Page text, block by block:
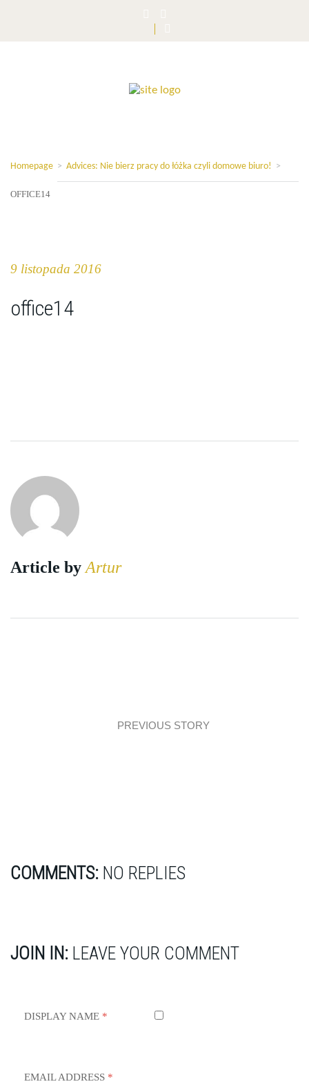
Homepage > Advices: Nie bierz pracy do łóżka czyli domowe biuro! >
OFFICE14
9 listopada 2016
office14
Article byArtur
PREVIOUS STORY
COMMENTS: NO REPLIES
JOIN IN: LEAVE YOUR COMMENT
DISPLAY NAME *
EMAIL ADDRESS *